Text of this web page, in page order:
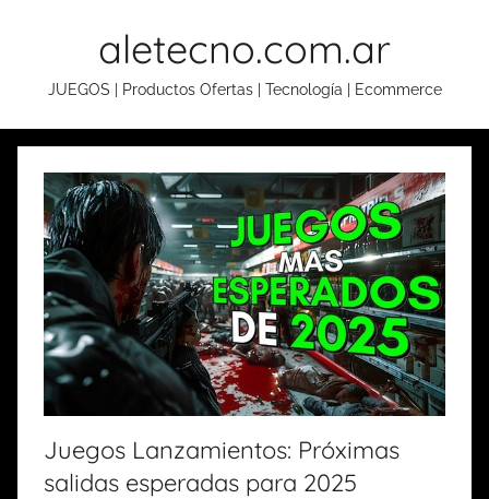
aletecno.com.ar
JUEGOS | Productos Ofertas | Tecnología | Ecommerce
Juegos Lanzamientos: Próximas
salidas esperadas para 2025